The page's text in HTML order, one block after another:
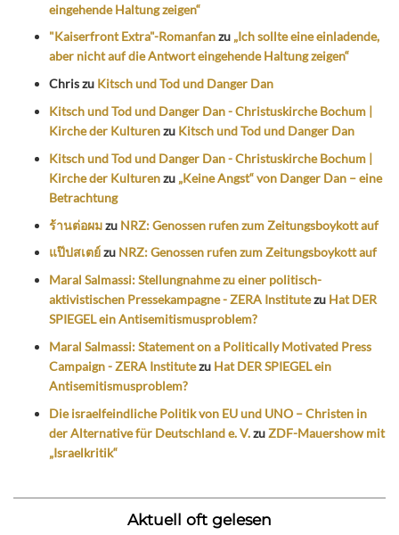
eingehende Haltung zeigen“
"Kaiserfront Extra"-Romanfanzu „Ich sollte eine einladende,
aber nicht auf die Antwort eingehende Haltung zeigen“
Chriszu Kitsch und Tod und Danger Dan
Kitsch und Tod und Danger Dan - Christuskirche Bochum |
Kirche der Kulturenzu Kitsch und Tod und Danger Dan
Kitsch und Tod und Danger Dan - Christuskirche Bochum |
Kirche der Kulturenzu „Keine Angst“ von Danger Dan – eine
Betrachtung
ร้านต่อผมzu NRZ: Genossen rufen zum Zeitungsboykott auf
แป๊ปสเตย์zu NRZ: Genossen rufen zum Zeitungsboykott auf
Maral Salmassi: Stellungnahme zu einer politisch-
aktivistischen Pressekampagne - ZERA Institutezu Hat DER
SPIEGEL ein Antisemitismusproblem?
Maral Salmassi: Statement on a Politically Motivated Press
Campaign - ZERA Institutezu Hat DER SPIEGEL ein
Antisemitismusproblem?
Die israelfeindliche Politik von EU und UNO – Christen in
der Alternative für Deutschland e. V.zuZDF-Mauershow mit
„Israelkritik“
Aktuell oft gelesen